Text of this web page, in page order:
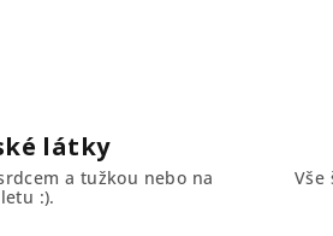
látky
a tužkou nebo na
:).
Vše